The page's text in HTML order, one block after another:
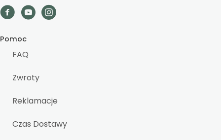
Pomoc
FAQ
Zwroty
Reklamacje
Czas Dostawy